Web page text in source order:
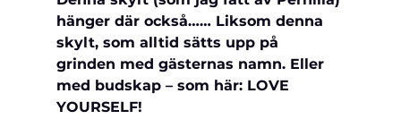
hänger där också…… Liksom denna
skylt, som alltid sätts upp på
grinden med gästernas namn. Eller
med budskap – som här: LOVE
YOURSELF!